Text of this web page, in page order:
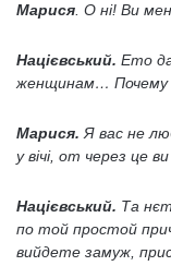
Марися . О ні! Ви
Націєвський. Ето
женщинам… Почему
Марися. Я вас не
у вічі, от через це
Націєвський. Та
по той простой
вийдете замуж,